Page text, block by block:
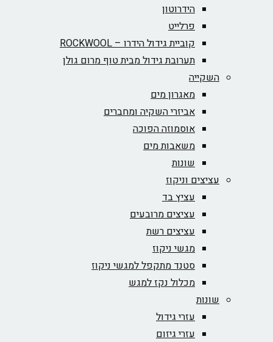
הידרוטון
פרלייט
קוביית גידול הידרו – ROCKWOOL‏
תערובת גידול מבית טוף מרום גולן
השקייה
מאגרון מים
אביזרי השקיה ומחברים
אוסמוזה הפוכה
משאבות מים
שונות
עציצים וניקוז
עציץ בד
עציצים מרובעים
עציצים רשת
מגשי ניקוז
סטנד מתקפל למגשי ניקוז
מכלול נקז למגש
שונות
עזרי גידול
עזרי גיזום